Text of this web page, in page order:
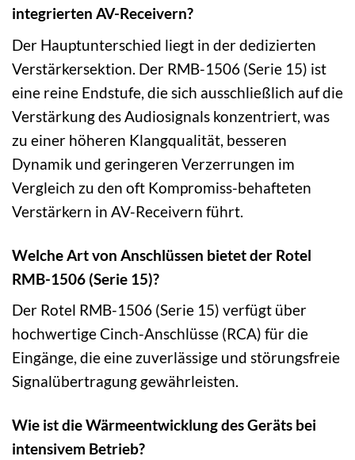
integrierten AV-Receivern?
Der Hauptunterschied liegt in der dedizierten
Verstärkersektion. Der RMB-1506 (Serie 15) ist
eine reine Endstufe, die sich ausschließlich auf die
Verstärkung des Audiosignals konzentriert, was
zu einer höheren Klangqualität, besseren
Dynamik und geringeren Verzerrungen im
Vergleich zu den oft Kompromiss-behafteten
Verstärkern in AV-Receivern führt.
Welche Art von Anschlüssen bietet der Rotel
RMB-1506 (Serie 15)?
Der Rotel RMB-1506 (Serie 15) verfügt über
hochwertige Cinch-Anschlüsse (RCA) für die
Eingänge, die eine zuverlässige und störungsfreie
Signalübertragung gewährleisten.
Wie ist die Wärmeentwicklung des Geräts bei
intensivem Betrieb?